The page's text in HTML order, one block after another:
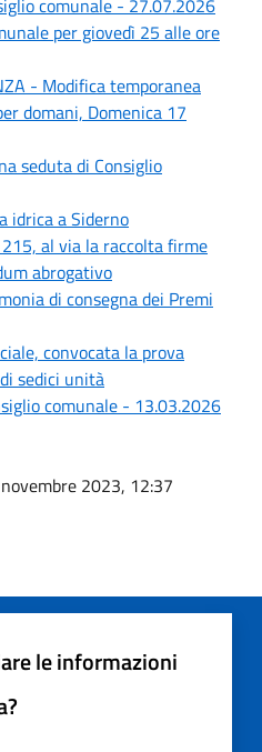
per giovedì 25 alle ore
- Modifica temporanea
domani, Domenica 17
seduta di Consiglio
idrica a Siderno
al via la raccolta firme
abrogativo
di consegna dei Premi
convocata la prova
sedici unità
comunale - 13.03.2026
2023, 12:37
le informazioni